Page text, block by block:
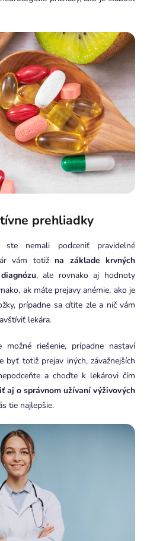
prehliadky
nemali podceniť pravidelné
vám totiž na základe krvných
, ale rovnako aj hodnoty
ak máte prejavy anémie, ako je
prípadne sa cítite zle a nič vám
lekára.
možné riešenie, prípadne nastaví
byť totiž prejav iných, závažnejších
a choďte k lekárovi čím
aj o správnom užívaní výživových
tie najlepšie.